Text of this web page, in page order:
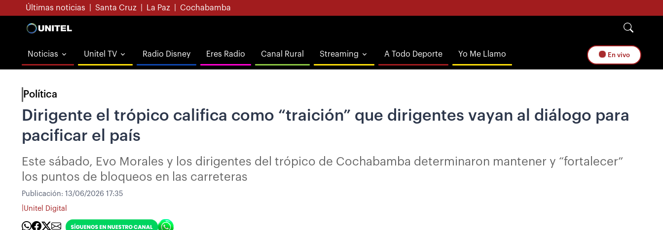
Últimas noticias Santa Cruz La Paz Cochabamba
Noticias Unitel TV Radio Disney Eres Radio Canal Rural Streaming A Todo Deporte Yo Me Llamo En vivo
Política
Dirigente el trópico califica como “traición” que dirigentes vayan al diálogo para
pacificar el país
Este sábado, Evo Morales y los dirigentes del trópico de Cochabamba determinaron mantener y “fortalecer”
los puntos de bloqueos en las carreteras
Publicación: 13/06/2026 17:35
Unitel Digital